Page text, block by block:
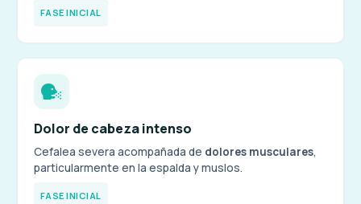
FASE INICIAL
Dolor de cabeza intenso
Cefalea severa acompañada de dolores musculares,
particularmente en la espalda y muslos.
FASE INICIAL